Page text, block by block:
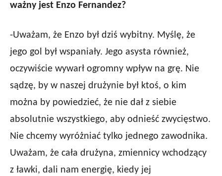
ważny jest Enzo Fernandez?
-Uważam, że Enzo był dziś wybitny. Myślę, że
jego gol był wspaniały. Jego asysta również,
oczywiście wywarł ogromny wpływ na grę. Nie
sądzę, by w naszej drużynie był ktoś, o kim
można by powiedzieć, że nie dał z siebie
absolutnie wszystkiego, aby odnieść zwycięstwo.
Nie chcemy wyróżniać tylko jednego zawodnika.
Uważam, że cała drużyna, zmiennicy wchodzący
z ławki, dali nam energię, kiedy jej